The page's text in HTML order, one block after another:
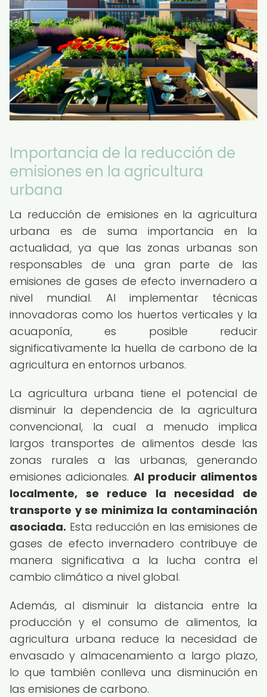
Importancia de la reducción de
emisiones en la agricultura
urbana
La reducción de emisiones en la agricultura
urbana es de suma importancia en la
actualidad, ya que las zonas urbanas son
responsables de una gran parte de las
emisiones de gases de efecto invernadero a
nivel mundial. Al implementar técnicas
innovadoras como los huertos verticales y la
acuaponía, es posible reducir
significativamente la huella de carbono de la
agricultura en entornos urbanos.
La agricultura urbana tiene el potencial de
disminuir la dependencia de la agricultura
convencional, la cual a menudo implica
largos transportes de alimentos desde las
zonas rurales a las urbanas, generando
emisiones adicionales. Al producir alimentos
localmente, se reduce la necesidad de
transporte y se minimiza la contaminación
asociada. Esta reducción en las emisiones de
gases de efecto invernadero contribuye de
manera significativa a la lucha contra el
cambio climático a nivel global.
Además, al disminuir la distancia entre la
producción y el consumo de alimentos, la
agricultura urbana reduce la necesidad de
envasado y almacenamiento a largo plazo,
lo que también conlleva una disminución en
las emisiones de carbono.